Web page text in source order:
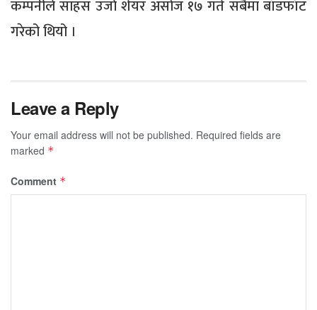
कम्पनीले साहस उर्जा शेयर असोज १७ गते सबैमा बाँडफाँट
गरेको थियो ।
Leave a Reply
Your email address will not be published. Required fields are
marked *
Comment *